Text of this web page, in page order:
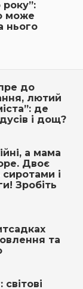
може
нього
до
лютий
де
і дощ?
а мама
Двоє
і
Зробіть
та